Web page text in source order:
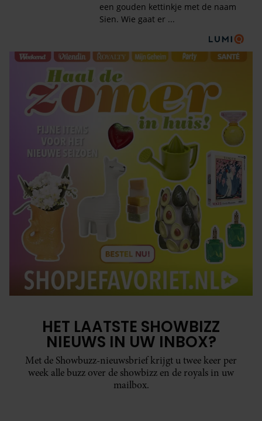
HET LAATSTE SHOWBIZZ
NIEUWS IN UW INBOX?
Met de Showbuzz-nieuwsbrief krijgt u twee keer per
week alle buzz over de showbizz en de royals in uw
mailbox.